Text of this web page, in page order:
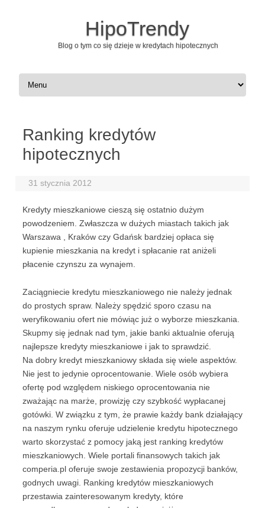
HipoTrendy
Blog o tym co się dzieje w kredytach hipotecznych
Skip to content
Ranking kredytów
hipotecznych
31 stycznia 2012
Kredyty mieszkaniowe cieszą się ostatnio dużym
powodzeniem. Zwłaszcza w dużych miastach takich jak
Warszawa , Kraków czy Gdańsk bardziej opłaca się
kupienie mieszkania na kredyt i spłacanie rat aniżeli
płacenie czynszu za wynajem.
Zaciągniecie kredytu mieszkaniowego nie należy jednak
do prostych spraw. Należy spędzić sporo czasu na
weryfikowaniu ofert nie mówiąc już o wyborze mieszkania.
Skupmy się jednak nad tym, jakie banki aktualnie oferują
najlepsze kredyty mieszkaniowe i jak to sprawdzić.
Na dobry kredyt mieszkaniowy składa się wiele aspektów.
Nie jest to jedynie oprocentowanie. Wiele osób wybiera
ofertę pod względem niskiego oprocentowania nie
zważając na marże, prowizję czy szybkość wypłacanej
gotówki. W związku z tym, że prawie każdy bank działający
na naszym rynku oferuje udzielenie kredytu hipotecznego
warto skorzystać z pomocy jaką jest ranking kredytów
mieszkaniowych. Wiele portali finansowych takich jak
comperia.pl oferuje swoje zestawienia propozycji banków,
godnych uwagi. Ranking kredytów mieszkaniowych
przestawia zainteresowanym kredyty, które